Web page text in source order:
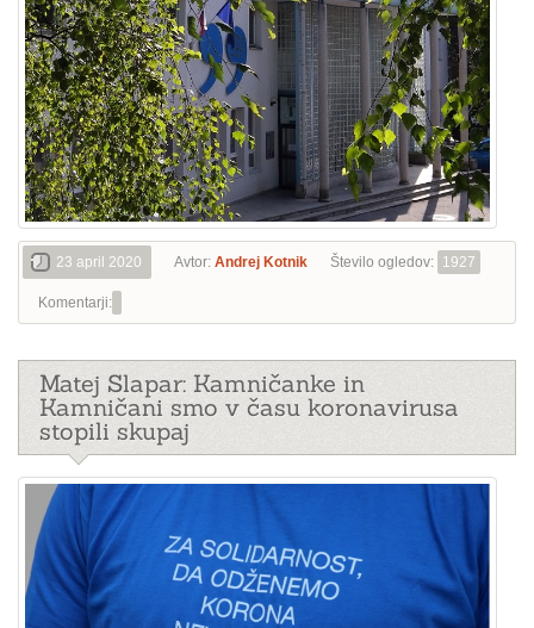
23 april 2020 Avtor: Andrej Kotnik Število ogledov: 1927
Komentarji:
Matej Slapar: Kamničanke in
Kamničani smo v času koronavirusa
stopili skupaj